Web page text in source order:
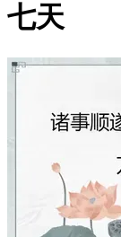
七天